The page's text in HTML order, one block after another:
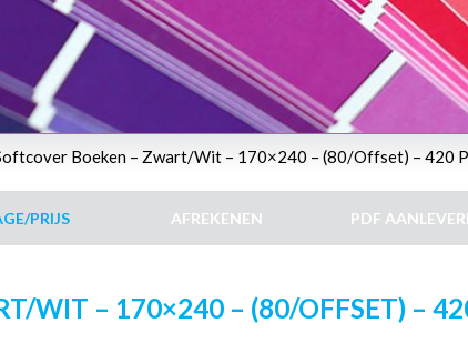
Boeken – Zwart/Wit – 170×240 – (80/Offset) – 420
PRIJS AFREKENEN PDF
WIT – 170×240 – (80/OFFSET) –